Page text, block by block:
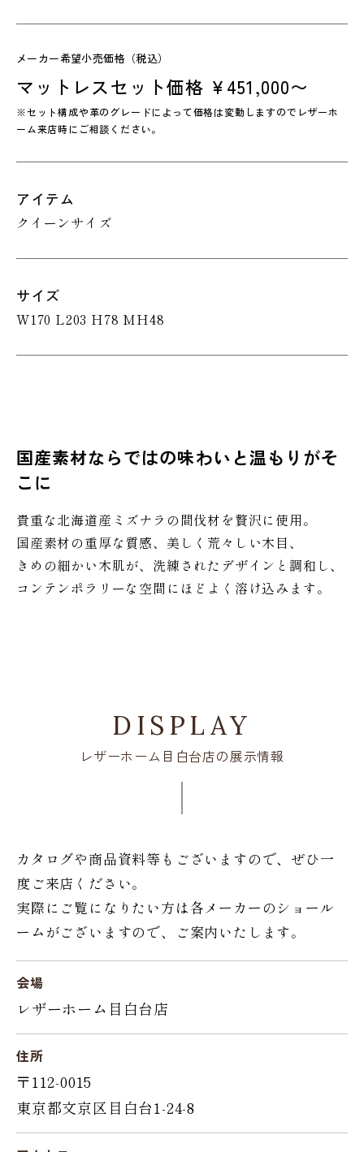
メーカー希望小売価格（税込）
マットレスセット価格 ¥451,000〜
※セット構成や革のグレードによって価格は変動しますのでレザーホ
ーム来店時にご相談ください。
アイテム
クイーンサイズ
サイズ
W170 L203 H78 MH48
国産素材ならではの味わいと温もりがそ
こに
貴重な北海道産ミズナラの間伐材を贅沢に使用。
国産素材の重厚な質感、美しく荒々しい木目、
きめの細かい木肌が、洗練されたデザインと調和し、
コンテンポラリーな空間にほどよく溶け込みます。
DISPLAY
レザーホーム目白台店の展示情報
カタログや商品資料等もございますので、ぜひ一
度ご来店ください。
実際にご覧になりたい方は各メーカーのショール
ームがございますので、ご案内いたします。
会場
レザーホーム目白台店
住所
〒112-0015
東京都文京区目白台1-24-8